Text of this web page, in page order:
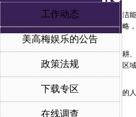
工作动态
美高梅娱乐的公告
政策法规
下载专区
在线调查
洁
略
耕
区
的